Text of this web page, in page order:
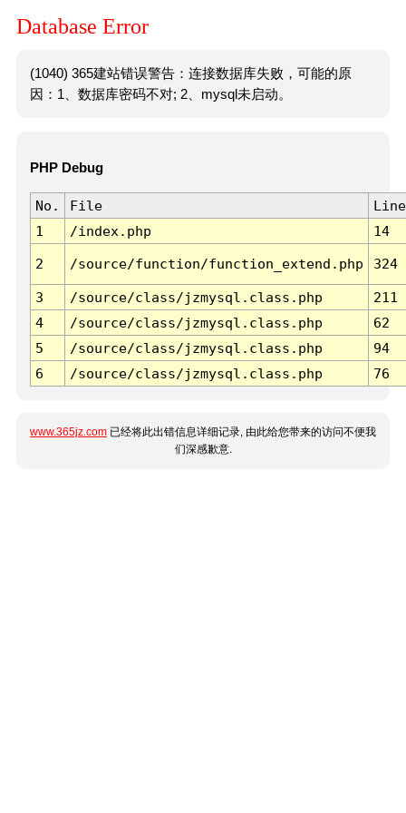
Database Error
(1040) 365建站错误警告：连接数据库失败，可能的原
因：1、数据库密码不对; 2、mysql未启动。
PHP Debug
No. File
Line
1
/index.php 14
2 /source/function/function_extend.php 324
3 /source/class/jzmysql.class.php
211
4
/source/class/jzmysql.class.php
62
5
/source/class/jzmysql.class.php
94
6
/source/class/jzmysql.class.php 76
www.365jz.com 已经将此出错信息详细记录, 由此给您带来的访问不便我
们深感歉意.